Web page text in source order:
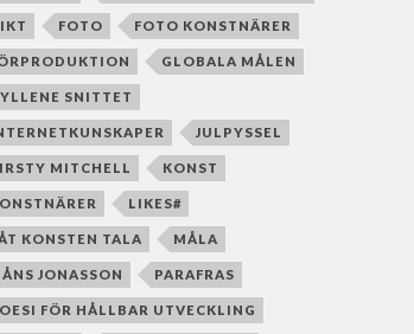
FOTO FOTO KONSTNÄRER
GLOBALA MÅLEN
SNITTET
JULPYSSEL
MITCHELL KONST
LIKES#
KONSTEN TALA MÅLA
JONASSON PARAFRAS
FÖR HÅLLBAR UTVECKLING